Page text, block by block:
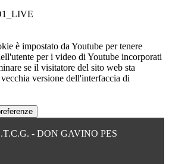
è impostato da Youtube per tenere
per i video di Youtube incorporati
se il visitatore del sito web sta
versione dell'interfaccia di
- DON GAVINO PES